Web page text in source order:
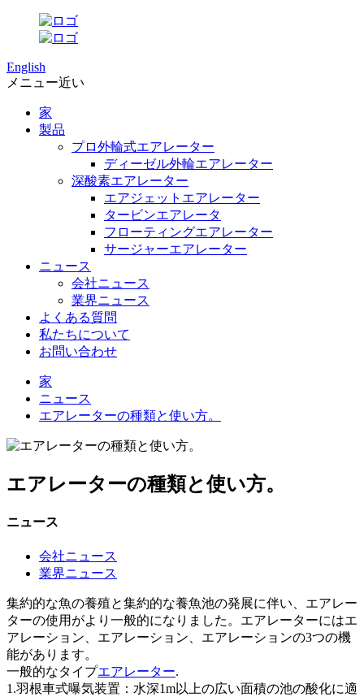
English
メニュー近い
家
製品
プロ外輪式エアレーター
ディーゼル外輪エアレーター
深酸素エアレーター
エアジェットエアレーター
タービンエアレータ
フローティングエアレーター
サージャーエアレーター
ニュース
会社ニュース
業界ニュース
よくある質問
私たちについて
お問い合わせ
家
ニュース
エアレーターの種類と使い方。
エアレーターの種類と使い方。
ニュース
会社ニュース
業界ニュース
集約的な魚の養殖と集約的な養魚池の発展に伴い、エアレー
ターの使用がより一般的になりました。エアレーターにはエ
アレーション、エアレーション、エアレーションの3つの機
能があります。
一般的なタイプエアレーター.
1.羽根車式曝気装置：水深1m以上の広い面積の池の酸化に適